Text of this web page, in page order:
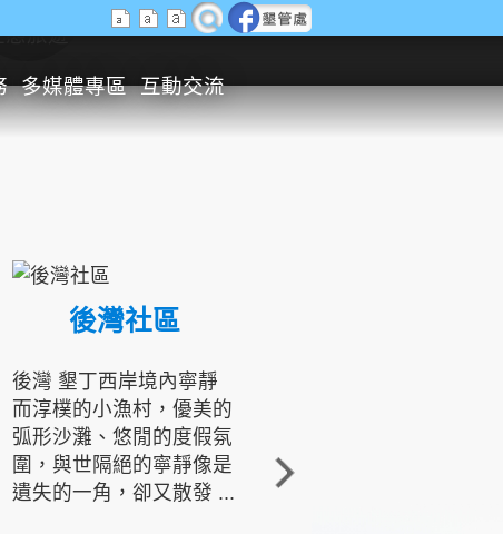
多媒體專區 互動交流
態旅遊
後灣社區
後灣 墾丁西岸境內寧靜
而淳樸的小漁村，優美的
弧形沙灘、悠閒的度假氛
圍，與世隔絕的寧靜像是
遺失的一角，卻又散發 ...
角的端點，冬季海浪拍打
著礁岸，旺盛的侵蝕作